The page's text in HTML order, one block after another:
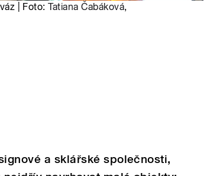
| Foto:Tatiana Čabáková,
a sklářské společnosti,